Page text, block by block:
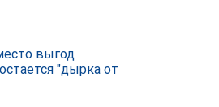
выгод
"дырка от